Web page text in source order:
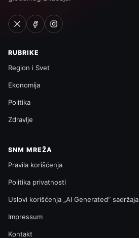
RUBRIKE
Region i Svet
Ekonomija
Politika
Zdravlje
SNM MREŽA
Pravila korišćenja
Politika privatnosti
Uslovi korišćenja „AI Generated“ sadržaja
Impressum
Kontakt